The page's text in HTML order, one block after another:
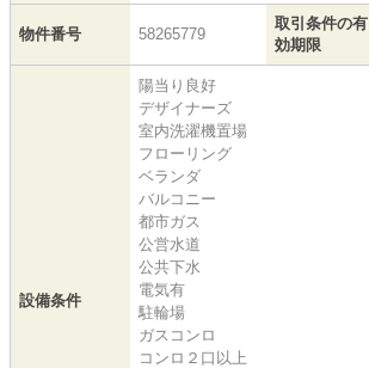
物件番号 58265779
取引条件の有
効期限
設備条件
陽当り良好
デザイナーズ
室内洗濯機置場
フローリング
ベランダ
バルコニー
都市ガス
公営水道
公共下水
電気有
駐輪場
ガスコンロ
コンロ２口以上